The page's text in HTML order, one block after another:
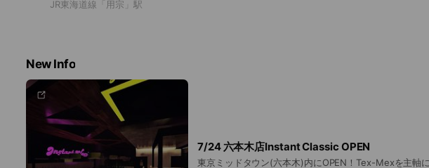
JR東海道線「用宗」駅
New Info
7/24 六本木店Instant Classic OPEN
東京ミッドタウン(六本木)内にOPEN！Tex-Mexを主軸